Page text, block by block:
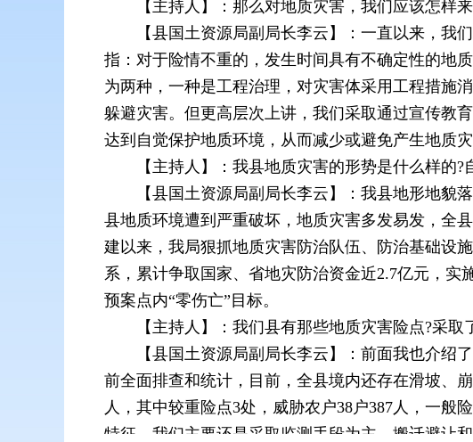
【主持人】：那么对地质灾害，我们应该怎样
【县国土资源局副局长李云】：一直以来，
指：对于险情不重的，发生时间具有不确定性的地
为两种，一种是工程治理，对灾害体采用工程措施
躲避灾害。但更高层次上讲，我们采取通过宣传教
达到自觉保护地质环境，从而减少或避免产生地质灾
【主持人】：我县地质灾害的形势是什么样的
【县国土资源局副局长李云】：我县地形地貌
县地质环境遭到严重破坏，地质灾害多发易发，全
建以来，我局狠抓地质灾害防治队伍、防治基础设
系，累计争取国家、省地灾防治资金近2.7亿元，实
预案点内“零伤亡”目标。
【主持人】：我们县有那些地质灾害险点?采
【县国土资源局副局长李云】：前面我也介绍
前全面排查和统计，目前，全县境内还存在滑坡、
人，其中较重险点3处，威胁农户38户387人，一般
特征，我们主要还是采取监测手段为主，搬迁避让